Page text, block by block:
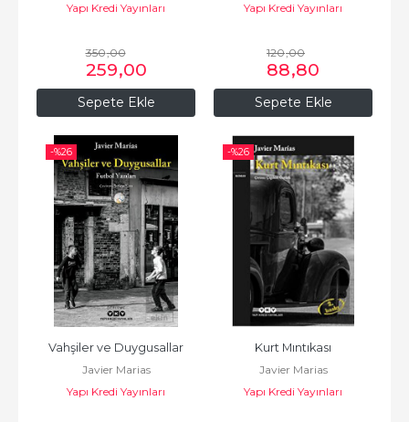
Sepete Ekle
Yapı Kredi Yayınları
350,00
259,00
Sepete Ekle
Yapı Kredi Yayınları
120,00
88,80
-%26
Vahşiler ve Duygusallar
Javier Marias
Yapı Kredi Yayınları
-%26
Kurt Mıntıkası
Javier Marias
Yapı Kredi Yayınları